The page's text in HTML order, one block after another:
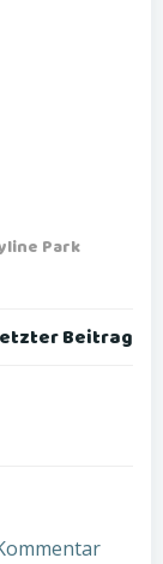
Park
Beitrag